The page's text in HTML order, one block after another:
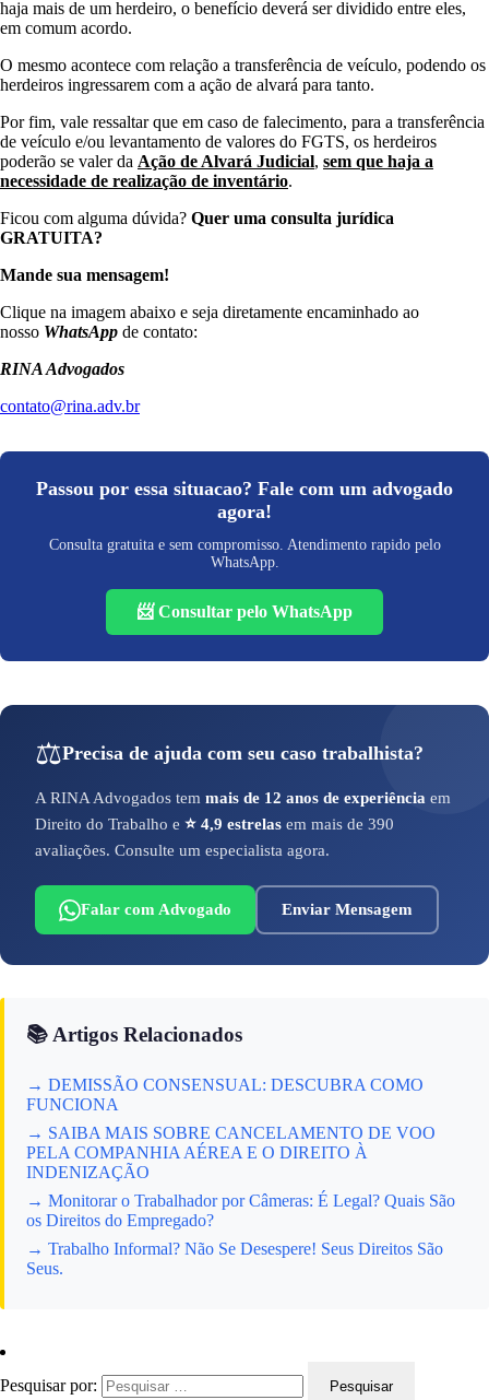
haja mais de um herdeiro, o benefício deverá ser dividido entre eles,
em comum acordo.
O mesmo acontece com relação a transferência de veículo, podendo os
herdeiros ingressarem com a ação de alvará para tanto.
Por fim, vale ressaltar que em caso de falecimento, para a transferência
de veículo e/ou levantamento de valores do FGTS, os herdeiros
poderão se valer da Ação de Alvará Judicial, sem que haja a
necessidade de realização de inventário.
Ficou com alguma dúvida? Quer uma consulta jurídica
GRATUITA?
Mande sua mensagem!
Clique na imagem abaixo e seja diretamente encaminhado ao
nosso WhatsApp de contato:
RINA Advogados
contato@rina.adv.br
Passou por essa situacao? Fale com um advogado
agora!
Consulta gratuita e sem compromisso. Atendimento rapido pelo
WhatsApp.
📨 Consultar pelo WhatsApp
⚖️Precisa de ajuda com seu caso trabalhista?
A RINA Advogados tem mais de 12 anos de experiência em
Direito do Trabalho e ⭐ 4,9 estrelas em mais de 390
avaliações. Consulte um especialista agora.
Falar com Advogado Enviar Mensagem
📚 Artigos Relacionados
→ DEMISSÃO CONSENSUAL: DESCUBRA COMO
FUNCIONA
→ SAIBA MAIS SOBRE CANCELAMENTO DE VOO
PELA COMPANHIA AÉREA E O DIREITO À
INDENIZAÇÃO
→ Monitorar o Trabalhador por Câmeras: É Legal? Quais São
os Direitos do Empregado?
→ Trabalho Informal? Não Se Desespere! Seus Direitos São
Seus.
Pesquisar por: